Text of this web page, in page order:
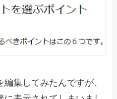
集してみたんですが、